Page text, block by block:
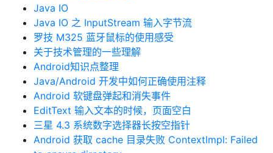
Java IO
Java IO 之 InputStream 输入字节流
罗技 M325 蓝牙鼠标的使用感受
关于技术管理的一些理解
Android知识点整理
Java/Android 开发中如何正确使用注释
Android 软键盘弹起和消失事件
EditText 输入文本的时候，页面空白
三星 4.3 系统数字选择器长按空指针
Android 获取 cache 目录失败 ContextImpl: Failed